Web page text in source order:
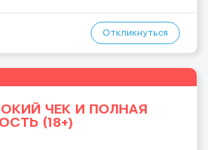
Откликнуться
ЧЕК И ПОЛНАЯ
(18+)